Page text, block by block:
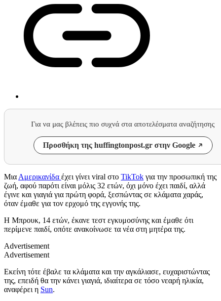
Για να μας βλέπεις πιο συχνά στα αποτελέσματα αναζήτησης
Προσθήκη της huffingtonpost.gr στην Google
Μια Αμερικανίδα έχει γίνει viral στο TikTok για την προσωπική της
ζωή, αφού παρότι είναι μόλις 32 ετών, όχι μόνο έχει παιδί, αλλά
έγινε και γιαγιά για πρώτη φορά, ξεσπώντας σε κλάματα χαράς,
όταν έμαθε για τον ερχομό της εγγονής της.
Η Μπρουκ, 14 ετών, έκανε τεστ εγκυμοσύνης και έμαθε ότι
περίμενε παιδί, οπότε ανακοίνωσε τα νέα στη μητέρα της.
Advertisement
Advertisement
Εκείνη τότε έβαλε τα κλάματα και την αγκάλιασε, ευχαριστώντας
της, επειδή θα την κάνει γιαγιά, ιδιαίτερα σε τόσο νεαρή ηλικία,
αναφέρει η Sun.